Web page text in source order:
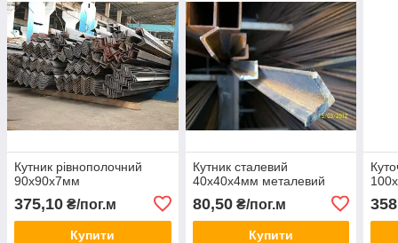
Кутник рівнополочний
90х90х7мм
375,10 ₴/пог.м
Купити
Кутник сталевий
40х40х4мм металевий
80,50₴/пог.м
Купити